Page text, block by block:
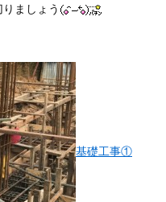
ましょう
基礎工事①